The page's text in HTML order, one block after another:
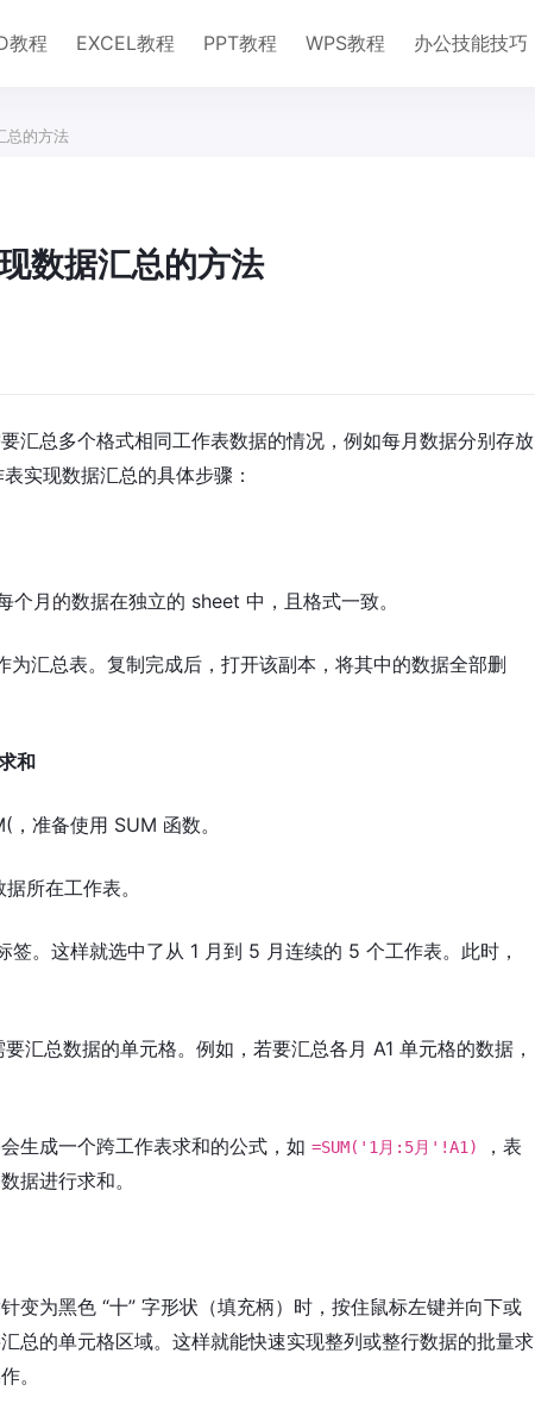
教程 EXCEL教程 PPT教程 WPS教程 办公技能技巧
总的方法
数据汇总的方法
汇总多个格式相同工作表数据的情况，例如每月数据分别存放
实现数据汇总的具体步骤：
月的数据在独立的 sheet 中，且格式一致。
为汇总表。复制完成后，打开该副本，将其中的数据全部删
和
准备使用 SUM 函数。
所在工作表。
。这样就选中了从 1 月到 5 月连续的 5 个工作表。此时，
汇总数据的单元格。例如，若要汇总各月 A1 单元格的数据，
生成一个跨工作表求和的公式，如 =SUM('1月:5月'!A1)
，表
据进行求和。
变为黑色 “十” 字形状（填充柄）时，按住鼠标左键并向下或
总的单元格区域。这样就能快速实现整列或整行数据的批量求
。